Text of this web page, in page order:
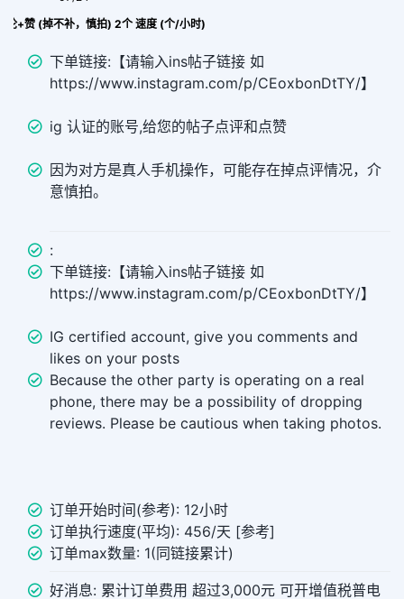
Ins Blue-tick (蓝勾勾认证账号) 评论+赞 (掉不补，慎拍) 2个 速度 (个/小时)
下单链接:【请输入ins帖子链接 如
https://www.instagram.com/p/CEoxbonDtTY/】
ig 认证的账号,给您的帖子点评和点赞
因为对方是真人手机操作，可能存在掉点评情况，介
意慎拍。
:
下单链接:【请输入ins帖子链接 如
https://www.instagram.com/p/CEoxbonDtTY/】
IG certified account, give you comments and
likes on your posts
Because the other party is operating on a real
phone, there may be a possibility of dropping
reviews. Please be cautious when taking photos.
订单开始时间(参考): 12小时
订单执行速度(平均): 456/天 [参考]
订单max数量: 1(同链接累计)
好消息: 累计订单费用 超过3,000元 可开增值税普电